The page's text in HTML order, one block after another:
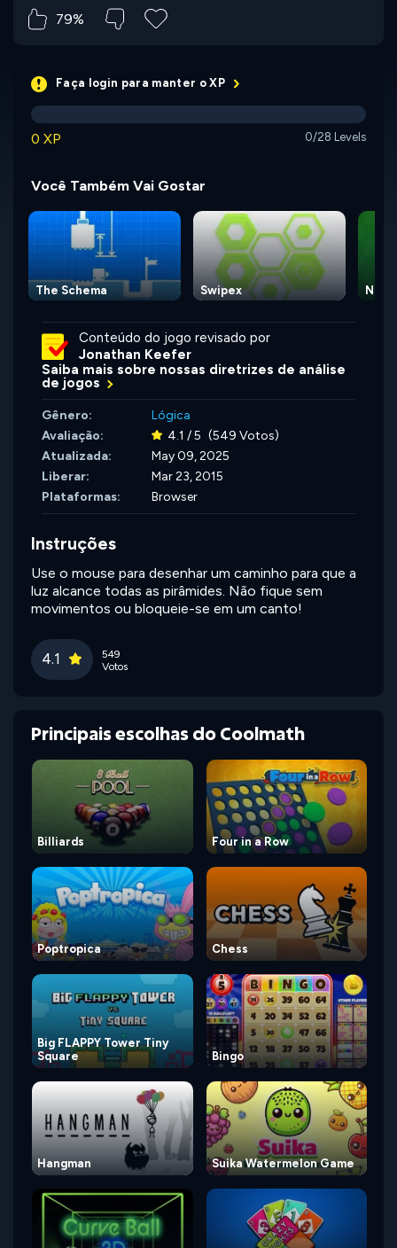
79%
Faça login para manter o XP
0 XP 0/28 Levels
Você Também Vai Gostar
The Schema Swipex
Conteúdo do jogo revisado por
Jonathan Keefer
Saiba mais sobre nossas diretrizes de análise
de jogos
Gênero:
Lógica
Avaliação:
4.1 / 5 (549 Votos)
Atualizada:
May 09, 2025
Liberar:
Mar 23, 2015
Plataformas:
Browser
Instruções
Use o mouse para desenhar um caminho para que a
luz alcance todas as pirâmides. Não fique sem
movimentos ou bloqueie-se em um canto!
4.1
549
Votos
Principais escolhas do Coolmath
Billiards Four in a Row
Poptropica Chess
Big FLAPPY Tower Tiny
Square
Bingo
Hangman Suika Watermelon Game